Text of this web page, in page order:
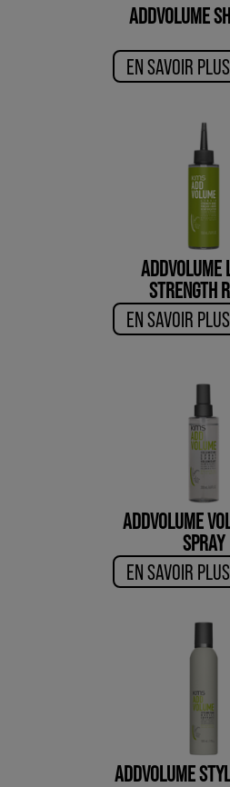
ADDVOLUME
EN SAVOIR PLUS
ADDVOLUME
STRENGTH
EN SAVOIR PLUS
ADDVOLUME
SPRAY
EN SAVOIR PLUS
ADDVOLUME